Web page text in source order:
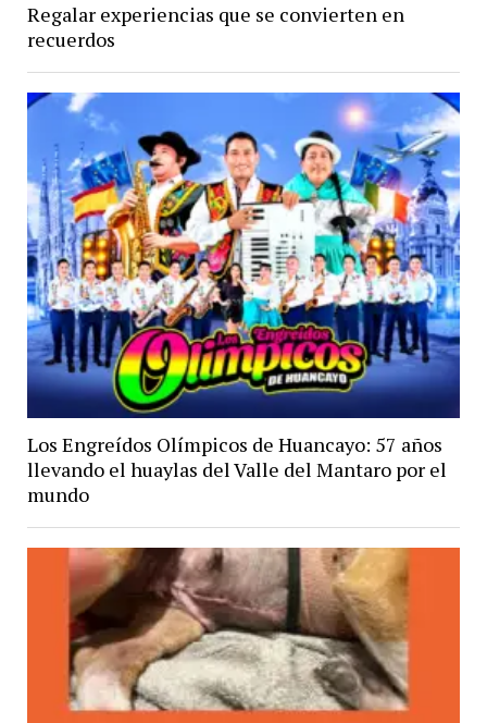
Regalar experiencias que se convierten en
recuerdos
Los Engreídos Olímpicos de Huancayo: 57 años
llevando el huaylas del Valle del Mantaro por el
mundo